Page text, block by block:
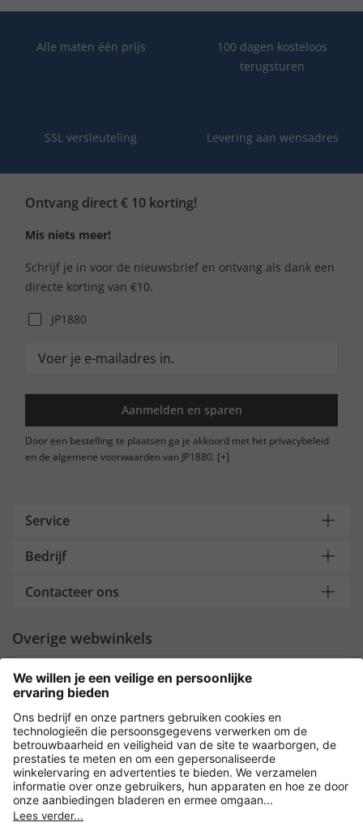
Alle maten één prijs
100 dagen kosteloos
terugsturen
SSL versleuteling Levering aan wensadres
Ontvang direct € 10 korting!
Mis niets meer!
Schrijf je in voor de nieuwsbrief en ontvang als dank een
directe korting van €10.
JP1880
Aanmelden en sparen
Door een bestelling te plaatsen ga je akkoord met het privacybeleid
en de algemene voorwaarden van JP1880. [+]
Service
Bedrijf
Contacteer ons
Overige webwinkels
Nederland
Payment and Delivery
Versleuteling met